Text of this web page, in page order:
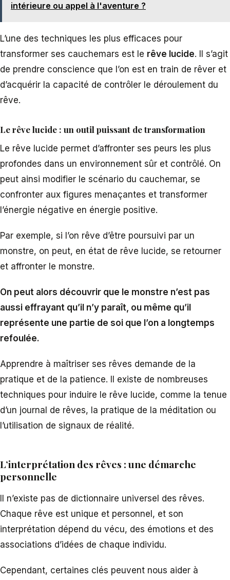
intérieure ou appel à l'aventure ?
L’une des techniques les plus efficaces pour
transformer ses cauchemars est le rêve lucide. Il s’agit
de prendre conscience que l’on est en train de rêver et
d’acquérir la capacité de contrôler le déroulement du
rêve.
Le rêve lucide : un outil puissant de transformation
Le rêve lucide permet d’affronter ses peurs les plus
profondes dans un environnement sûr et contrôlé. On
peut ainsi modifier le scénario du cauchemar, se
confronter aux figures menaçantes et transformer
l’énergie négative en énergie positive.
Par exemple, si l’on rêve d’être poursuivi par un
monstre, on peut, en état de rêve lucide, se retourner
et affronter le monstre.
On peut alors découvrir que le monstre n’est pas
aussi effrayant qu’il n’y paraît, ou même qu’il
représente une partie de soi que l’on a longtemps
refoulée.
Apprendre à maîtriser ses rêves demande de la
pratique et de la patience. Il existe de nombreuses
techniques pour induire le rêve lucide, comme la tenue
d’un journal de rêves, la pratique de la méditation ou
l’utilisation de signaux de réalité.
L’interprétation des rêves : une démarche
personnelle
Il n’existe pas de dictionnaire universel des rêves.
Chaque rêve est unique et personnel, et son
interprétation dépend du vécu, des émotions et des
associations d’idées de chaque individu.
Cependant, certaines clés peuvent nous aider à